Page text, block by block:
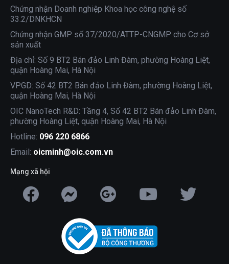
Chứng nhận Doanh nghiệp Khoa học công nghệ số
33.2/DNKHCN
Chứng nhận GMP số 37/2020/ATTP-CNGMP cho Cơ sở
sản xuất
Địa chỉ: Số 9 BT2 Bán đảo Linh Đàm, phường Hoàng Liệt,
quận Hoàng Mai, Hà Nội
VPGD: Số 42 BT2 Bán đảo Linh Đàm, phường Hoàng Liệt,
quận Hoàng Mai, Hà Nội
OIC NanoTech R&D: Tầng 4, Số 42 BT2 Bán đảo Linh Đàm,
phường Hoàng Liệt, quận Hoàng Mai, Hà Nội
Hotline: 096 220 6866
Email: oicminh@oic.com.vn
Mạng xã hội